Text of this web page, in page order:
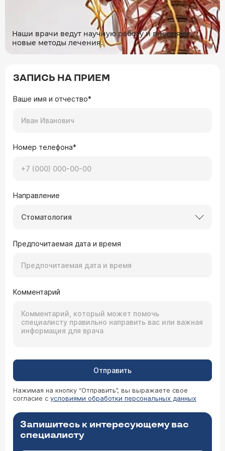
Наши врачи ведут научную работу и внедряют
новые методы лечения.
ЗАПИСЬ НА ПРИЕМ
Ваше имя и отчество*
Номер телефона*
Направление
Стоматология
Предпочитаемая дата и время
Комментарий
Отправить
Нажимая на кнопку “Отправить”, вы выражаете свое
согласие с условиями обработки персональных данных
Запишитесь к интересующему вас
специалисту